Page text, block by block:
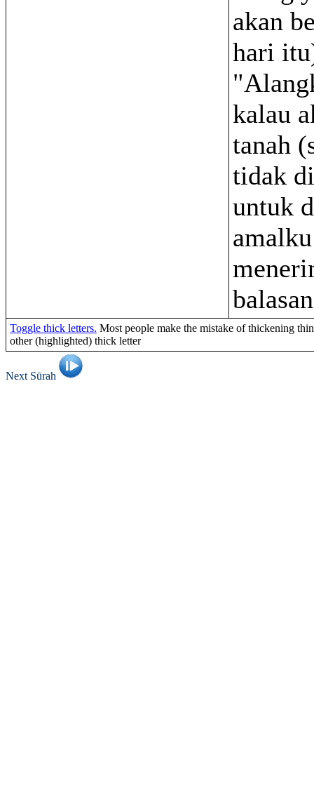
akan
hari
kalau
tanah
tidak
untuk
Toggle thick letters. Most people make the mistake of thickening
other (highlighted) thick letter
Next Sūrah